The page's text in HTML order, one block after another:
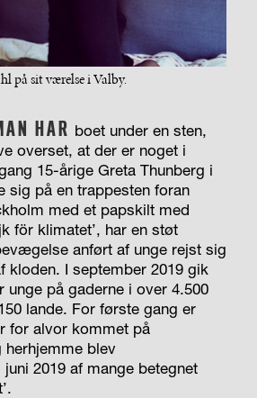
på sit værelse i Valby.
HAR boet under en sten,
overset, at der er noget i
15-årige Greta Thunberg i
sig på en trappesten foran
med et papskilt med
för klimatet’, har en støt
anført af unge rejst sig
kloden. I september 2019 gik
unge på gaderne i over 4.500
lande. For første gang er
for alvor kommet på
blev
2019 af mange betegnet